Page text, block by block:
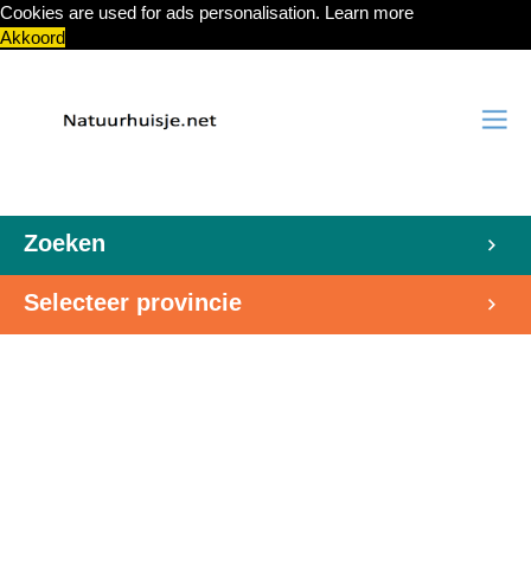
Cookies are used for ads personalisation. Learn more
Akkoord
Zoeken
Selecteer provincie